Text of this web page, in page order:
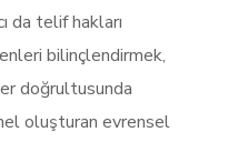
da telif hakları
bilinçlendirmek,
doğrultusunda
oluşturan evrensel